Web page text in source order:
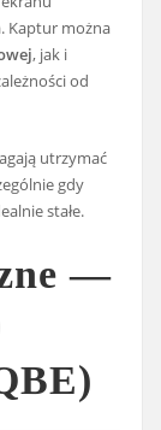
Kaptur można
, jak i
od
utrzymać
gdy
stałe.
—